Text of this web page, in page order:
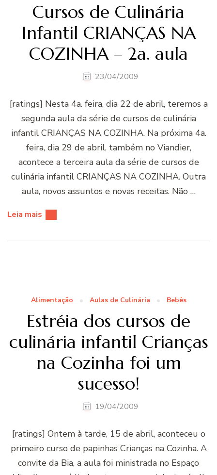
Cursos de Culinária
Infantil CRIANÇAS NA
COZINHA – 2a. aula
23/04/2009
[ratings] Nesta 4a. feira, dia 22 de abril, teremos a
segunda aula da série de cursos de culinária
infantil CRIANÇAS NA COZINHA. Na próxima 4a.
feira, dia 29 de abril, também no Viandier,
acontece a terceira aula da série de cursos de
culinária infantil CRIANÇAS NA COZINHA. Outra
aula, novos assuntos e novas receitas. Não …
Leia mais
Alimentação Aulas de Culinária Bebês
Estréia dos cursos de
culinária infantil Crianças
na Cozinha foi um
sucesso!
19/04/2009
[ratings] Ontem à tarde, 15 de abril, aconteceu o
primeiro curso de papinhas Crianças na Cozinha. A
convite da Bia, a aula foi ministrada no Espaço